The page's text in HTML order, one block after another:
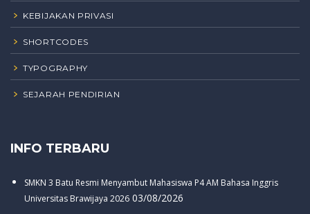
KEBIJAKAN PRIVASI
SHORTCODES
TYPOGRAPHY
SEJARAH PENDIRIAN
INFO TERBARU
SMKN 3 Batu Resmi Menyambut Mahasiswa P4 AM Bahasa Inggris
Universitas Brawijaya 2026 03/08/2026